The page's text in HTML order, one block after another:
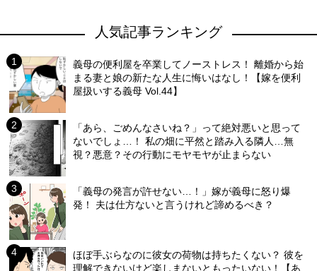
人気記事ランキング
義母の便利屋を卒業してノーストレス！ 離婚から始
まる妻と娘の新たな人生に悔いはなし！【嫁を便利
屋扱いする義母 Vol.44】
「あら、ごめんなさいね？」って絶対悪いと思って
ないでしょ…！ 私の畑に平然と踏み入る隣人…無
視？悪意？その行動にモヤモヤが止まらない
「義母の発言が許せない…！」嫁が義母に怒り爆
発！ 夫は仕方ないと言うけれど諦めるべき？
ほぼ手ぶらなのに彼女の荷物は持ちたくない？ 彼を
理解できないけど楽しまないともったいない！【あ